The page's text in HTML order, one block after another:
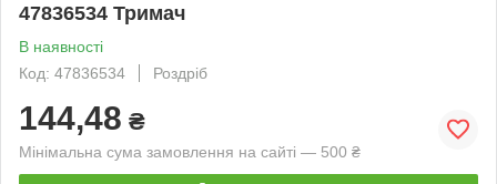
47836534 Тримач
В наявності
Код: 47836534
Роздріб
144,48 ₴
Мінімальна сума замовлення на сайті — 500 ₴